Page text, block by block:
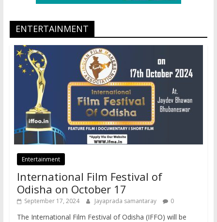
ENTERTAINMENT
Entertainment
International Film Festival of
Odisha on October 17
September 17, 2024 Jayaprada samantaray 0
The International Film Festival of Odisha (IFFO) will be